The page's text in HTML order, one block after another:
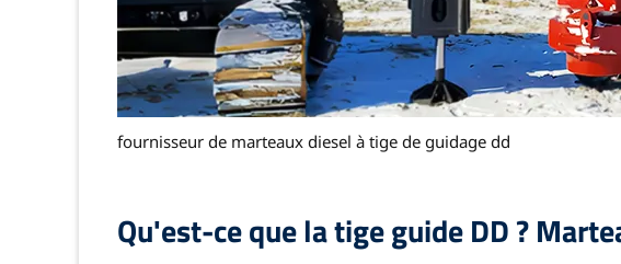
fournisseur de marteaux diesel à tige de guidage dd
Qu'est-ce que la tige guide DD ?